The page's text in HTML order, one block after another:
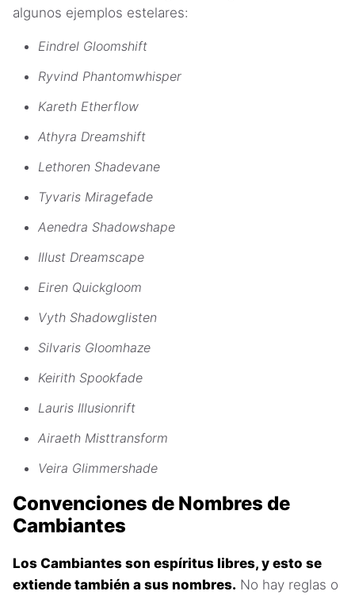
algunos ejemplos estelares:
Eindrel Gloomshift
Ryvind Phantomwhisper
Kareth Etherflow
Athyra Dreamshift
Lethoren Shadevane
Tyvaris Miragefade
Aenedra Shadowshape
Illust Dreamscape
Eiren Quickgloom
Vyth Shadowglisten
Silvaris Gloomhaze
Keirith Spookfade
Lauris Illusionrift
Airaeth Misttransform
Veira Glimmershade
Convenciones de Nombres de
Cambiantes
Los Cambiantes son espíritus libres, y esto se
extiende también a sus nombres. No hay reglas o